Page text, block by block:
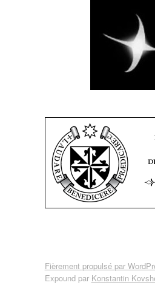
Fièrement propulsé par
Expound par Konstantin